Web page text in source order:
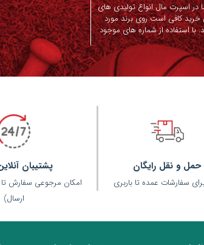
اسپرت مال انواع تولیدی های
خرید کافی است روی برند مورد
با استفاده از شماره های موجود
حمل و نقل رایگان
سفارشات عمده تا باربری
پشتیبان آنلاین
ارسال)